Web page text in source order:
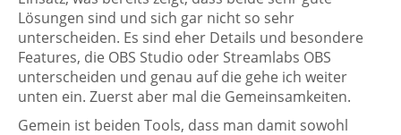
Lösungen sind und sich gar nicht so sehr
unterscheiden. Es sind eher Details und besondere
Features, die OBS Studio oder Streamlabs OBS
unterscheiden und genau auf die gehe ich weiter
unten ein. Zuerst aber mal die Gemeinsamkeiten.
Gemein ist beiden Tools, dass man damit sowohl